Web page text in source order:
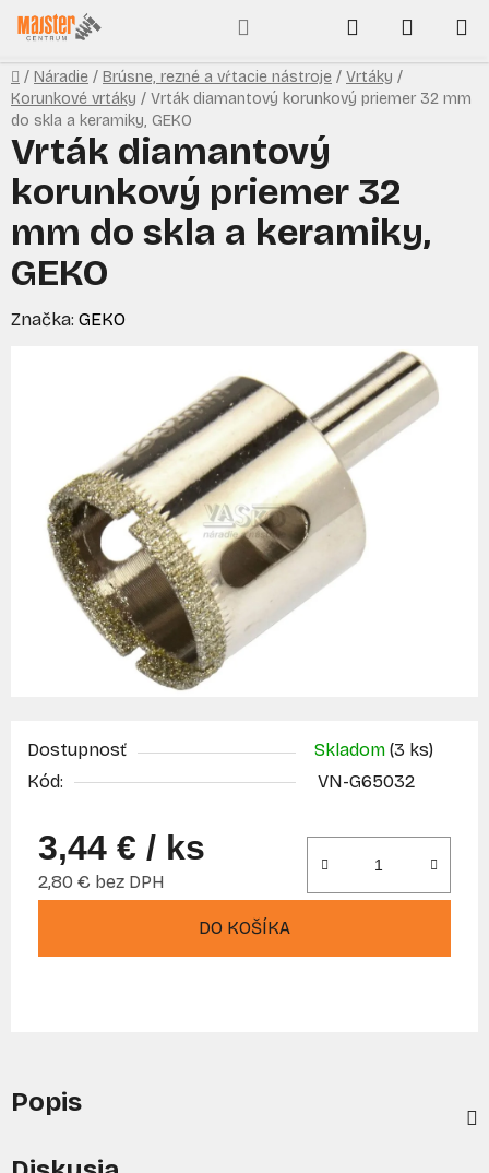
Prejsť
na
obsah
Hľadať
KOŠÍK
Domov
/ Náradie / Brúsne, rezné a vŕtacie nástroje / Vrtáky /
Korunkové vrtáky / Vrták diamantový korunkový priemer 32 mm
do skla a keramiky, GEKO
Dostupnosť Skladom (3 ks)
Kód:
VN-G65032
3,44 € / ks
2,80 € bez DPH
DO KOŠÍKA
Vrták diamantový
korunkový priemer 32
mm do skla a keramiky,
GEKO
Značka: GEKO
Popis